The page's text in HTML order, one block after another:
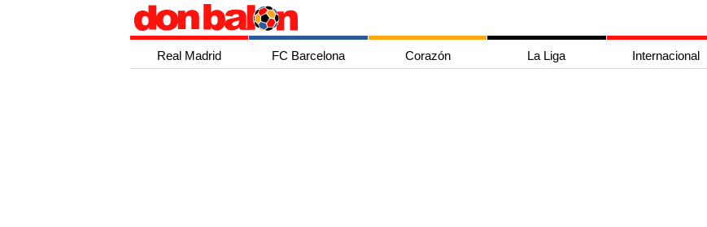
Real Madrid FC Barcelona Corazón La Liga Internacional